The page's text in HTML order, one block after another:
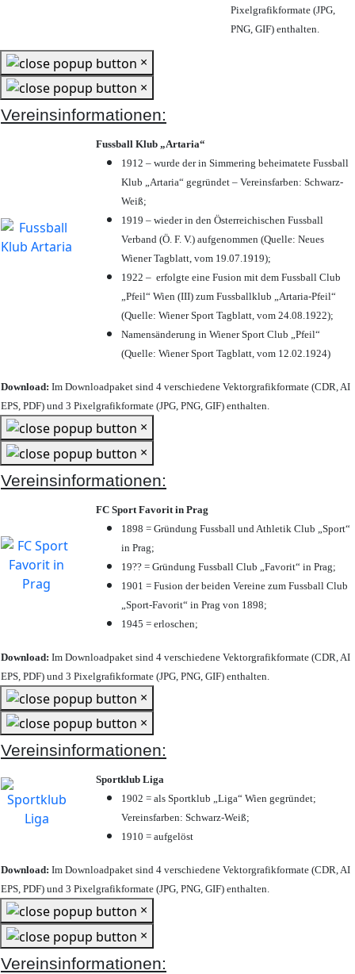
Pixelgrafikformate (JPG,
PNG, GIF) enthalten.
×
×
Vereinsinformationen:
Fussball Klub „Artaria“
1912 – wurde der in Simmering beheimatete Fussball
Klub „Artaria“ gegründet – Vereinsfarben: Schwarz-
Weiß;
1919 – wieder in den Österreichischen Fussball
Verband (Ö. F. V.) aufgenommen (Quelle: Neues
Wiener Tagblatt, vom 19.07.1919);
1922 – erfolgte eine Fusion mit dem Fussball Club
„Pfeil“ Wien (III) zum Fussballklub „Artaria-Pfeil“
(Quelle: Wiener Sport Tagblatt, vom 24.08.1922);
Namensänderung in Wiener Sport Club „Pfeil“
(Quelle: Wiener Sport Tagblatt, vom 12.02.1924)
Download: Im Downloadpaket sind 4 verschiedene Vektorgrafikformate (CDR, AI
EPS, PDF) und 3 Pixelgrafikformate (JPG, PNG, GIF) enthalten.
×
×
Vereinsinformationen:
FC Sport Favorit in Prag
1898 = Gründung Fussball und Athletik Club „Sport“
in Prag;
19?? = Gründung Fussball Club „Favorit“ in Prag;
1901 = Fusion der beiden Vereine zum Fussball Club
„Sport-Favorit“ in Prag von 1898;
1945 = erloschen;
Download: Im Downloadpaket sind 4 verschiedene Vektorgrafikformate (CDR, AI
EPS, PDF) und 3 Pixelgrafikformate (JPG, PNG, GIF) enthalten.
×
×
Vereinsinformationen:
Sportklub Liga
1902 = als Sportklub „Liga“ Wien gegründet;
Vereinsfarben: Schwarz-Weiß;
1910 = aufgelöst
Download: Im Downloadpaket sind 4 verschiedene Vektorgrafikformate (CDR, AI
EPS, PDF) und 3 Pixelgrafikformate (JPG, PNG, GIF) enthalten.
×
×
Vereinsinformationen: